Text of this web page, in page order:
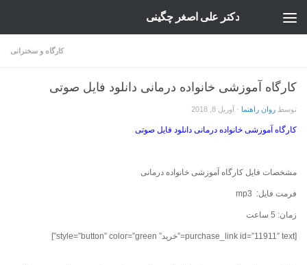
دکتر علی اصغر چگینی
کارگاه و سخنرانی
کارگاه آموزشی خانواده درمانی دانلود فایل صوتی
توسط روان راهنما · آوریل 8, 2018
کارگاه آموزشی خانواده درمانی دانلود فایل صوتی
مشخصات فایل کارگاه آموزشی خانواده درمانی
فرمت فایل: mp3
زمان: 5 ساعت
[purchase_link id=”11911″ text=”خرید” style=”button” color=”green”]